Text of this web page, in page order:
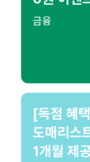
금융
[독점 혜
도매리스
1개월 제